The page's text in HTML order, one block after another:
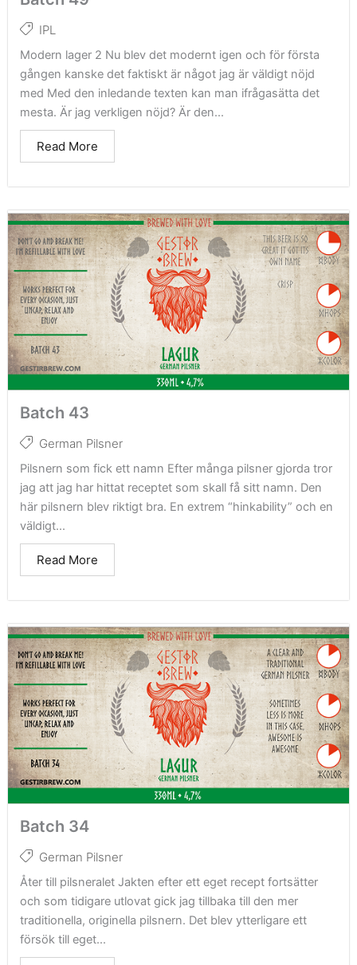
IPL
Modern lager 2 Nu blev det modernt igen och för första
gången kanske det faktiskt är något jag är väldigt nöjd
med Med den inledande texten kan man ifrågasätta det
mesta. Är jag verkligen nöjd? Är den...
Read More
Batch 43
German Pilsner
Pilsnern som fick ett namn Efter många pilsner gjorda tror
jag att jag har hittat receptet som skall få sitt namn. Den
här pilsnern blev riktigt bra. En extrem “hinkability” och en
väldigt...
Read More
Batch 34
German Pilsner
Åter till pilsneralet Jakten efter ett eget recept fortsätter
och som tidigare utlovat gick jag tillbaka till den mer
traditionella, originella pilsnern. Det blev ytterligare ett
försök till eget...